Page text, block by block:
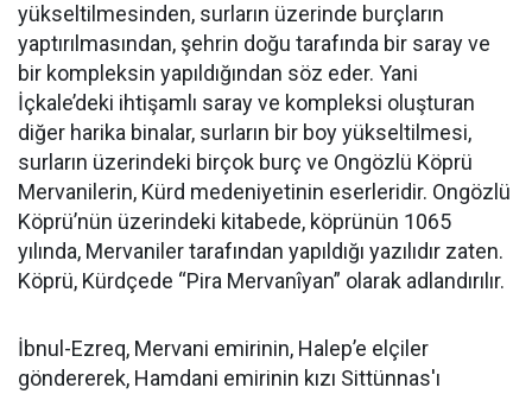
yükseltilmesinden, surların üzerinde burçların
yaptırılmasından, şehrin doğu tarafında bir saray ve
bir kompleksin yapıldığından söz eder. Yani
İçkale’deki ihtişamlı saray ve kompleksi oluşturan
diğer harika binalar, surların bir boy yükseltilmesi,
surların üzerindeki birçok burç ve Ongözlü Köprü
Mervanilerin, Kürd medeniyetinin eserleridir. Ongözlü
Köprü’nün üzerindeki kitabede, köprünün 1065
yılında, Mervaniler tarafından yapıldığı yazılıdır zaten.
Köprü, Kürdçede “Pira Mervanîyan” olarak adlandırılır.
İbnul-Ezreq, Mervani emirinin, Halep’e elçiler
göndererek, Hamdani emirinin kızı Sittünnas'ı